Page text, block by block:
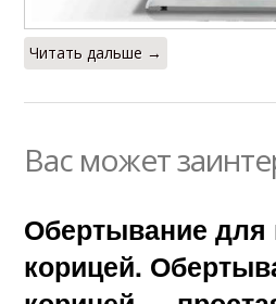
Читать дальше →
Вас может
Обертывание для
корицей.